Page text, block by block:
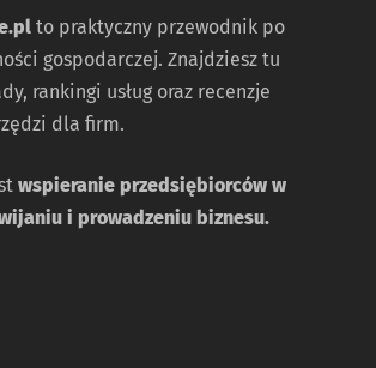
to praktyczny przewodnik po
gospodarczej. Znajdziesz tu
rankingi usług oraz recenzje
dla firm.
wspieranie przedsiębiorców w
i prowadzeniu biznesu.